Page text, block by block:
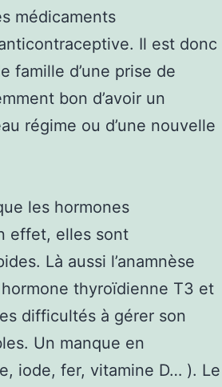
médicaments
Il est donc
famille d’une prise de
bon d’avoir un
régime ou d’une nouvelle
les hormones
effet, elles sont
Là aussi l’anamnèse
thyroïdienne T3 et
difficultés à gérer son
Un manque en
iode, fer, vitamine D… ). Le